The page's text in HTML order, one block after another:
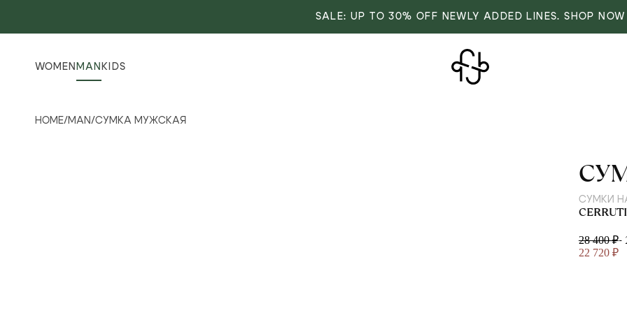
SALE: UP TO 30% OFF NEWLY ADDED LINES. SHOP NOW
WOMEN MAN KIDS
HOME/ MAN/СУМКА МУЖСКАЯ
СУМКИ
CERRUTI
28 400 ₽-
22 720 ₽